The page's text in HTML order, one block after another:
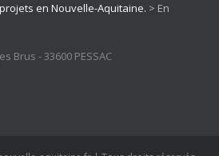
en Nouvelle-Aquitaine. > En
Brus - 33600 PESSAC